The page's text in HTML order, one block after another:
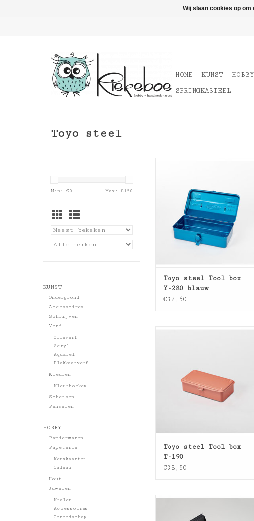
HOME KUNST HOBBY
SPRINGKASTEEL
Toyo steel
Min: €0 Max: €150
KUNST
Ondergrond
Accessoires
Schrijven
Verf
Olieverf
Acryl
Aquarel
Plakkaatverf
Kleuren
Kleurboeken
Schetsen
Penselen
HOBBY
Papierwaren
Papeterie
Wenskaarten
Cadeau
Hout
Juwelen
Kralen
Accessoires
Gereedschap
Toyo steel Tool box
Y-280 blauw
€32,50
Toyo steel Tool box
T-190
€38,50
Toyo steel Tool box st-350
Wij slaan cookies op om